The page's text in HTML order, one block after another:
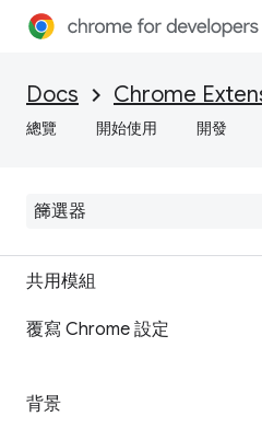
Docs Chrome
總覽 開始使用 開發
共用模組
覆寫 Chrome 設定
背景